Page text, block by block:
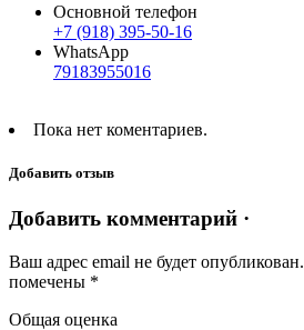
Основной телефон
+7 (918) 395-50-16
WhatsApp
79183955016
Пока нет коментариев.
Добавить отзыв
Добавить комментарий ·
Ваш адрес email не будет опубликован.
помечены *
Общая оценка